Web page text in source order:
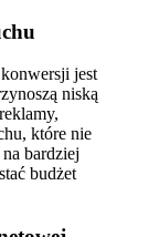
jest
niską
które nie
bardziej
budżet